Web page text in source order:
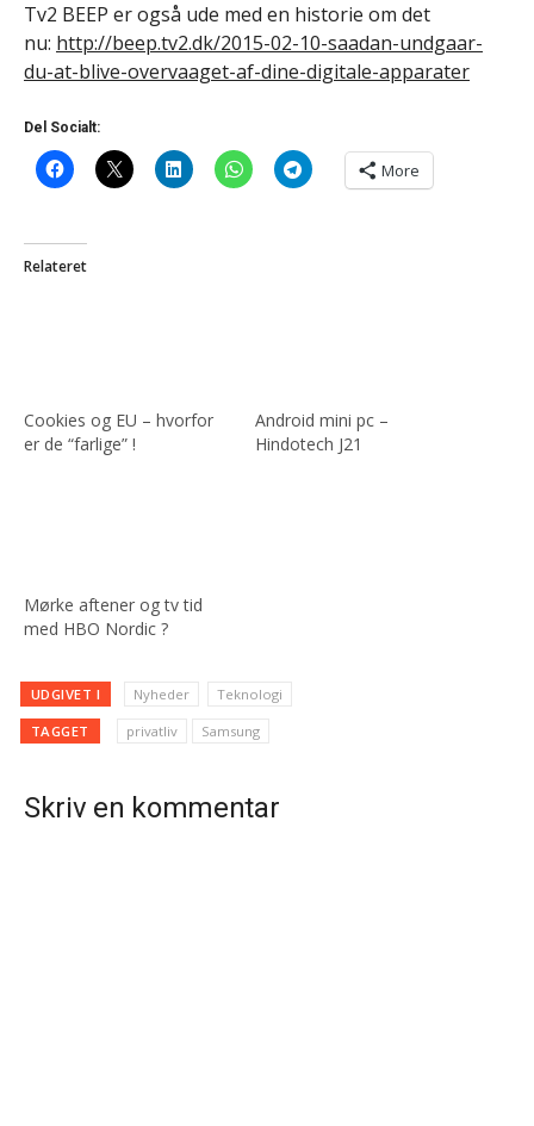
Tv2 BEEP er også ude med en historie om det
nu: http://beep.tv2.dk/2015-02-10-saadan-undgaar-
du-at-blive-overvaaget-af-dine-digitale-apparater
Del Socialt:
More
Relateret
Cookies og EU – hvorfor
er de “farlige” !
Android mini pc –
Hindotech J21
Mørke aftener og tv tid
med HBO Nordic ?
UDGIVET I Nyheder Teknologi
TAGGET privatliv Samsung
Skriv en kommentar